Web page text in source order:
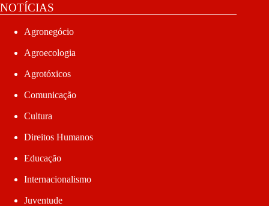
NOTÍCIAS
Agronegócio
Agroecologia
Agrotóxicos
Comunicação
Cultura
Direitos Humanos
Educação
Internacionalismo
Juventude